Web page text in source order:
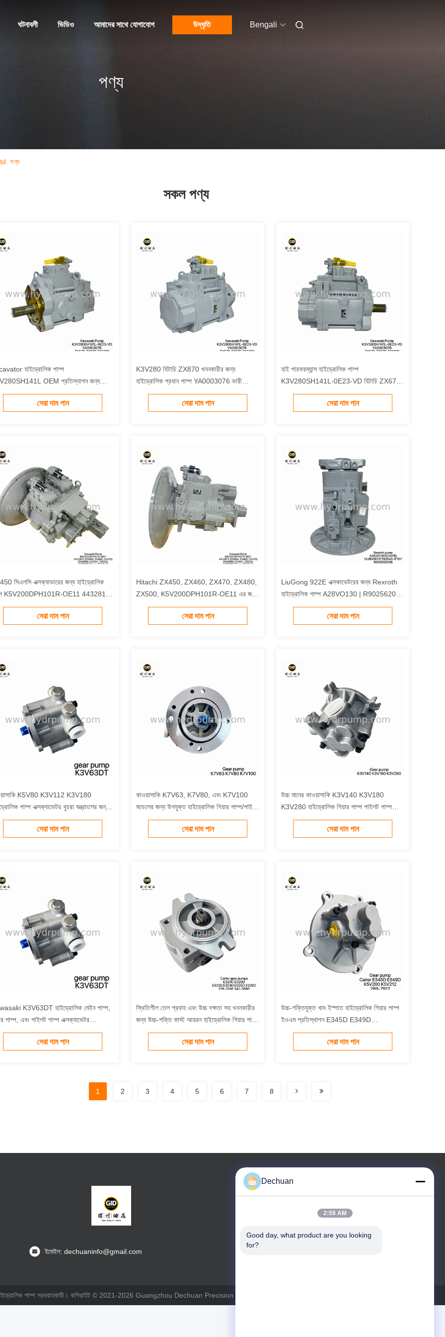
ঘটনাবলী ভিডিও আমাদের সাথে যোগাযোগ উদ্ধৃতি Bengali
পণ্য
পণ্য
সকল পণ্য
হাইড্রোলিক পাম্প
OEM প্রতিস্থাপন জন্য
উচ্চ দক্ষতা হাইড্রোলিক সিস্টেম
সেরা দাম পান
K3V280 হিটাচি ZX870 খননকারীর জন্য
হাইড্রোলিক প্রধান পাম্প YA0003076 ভারী
দায়িত্ব নির্ভরযোগ্য গুণমান
সেরা দাম পান
হাই পারফরম্যান্স হাইড্রোলিক পাম্প
K3V280SH141L-0E23-VD হিটাচি ZX670
এক্সক্যাভেটর YA0003076 এর জন্য প্রধান পাম্প
সেরা দাম পান
সিএলসি এক্সক্যাভারের জন্য হাইড্রোলিক
K5V200DPH101R-OE11 4432815
9202400
সেরা দাম পান
Hitachi ZX450, ZX460, ZX470, ZX480,
ZX500, K5V200DPH101R-OE11 এর জন্য
উপযুক্ত | খননকারী 4432815 প্রধান পাম্প
সেরা দাম পান
LiuGong 922E এক্সকাভেটরের জন্য Rexroth
হাইড্রোলিক পাম্প A28VO130 | R902562095
উচ্চ চাপ পরিবর্তনশীল পিস্টন পাম্প সমাবেশ
সেরা দাম পান
K5V80 K3V112 K3V180
পাম্প এক্সক্যাভেটর খুচরা যন্ত্রাংশের জন্য
PTO গিয়ার পাম্প উচ্চ মানের পাইলট গিয়ার
সেরা দাম পান
কাওয়াসাকি K7V63, K7V80, এবং K7V100
মডেলের জন্য উপযুক্ত হাইড্রোলিক গিয়ার পাম্প/পাইলট
গিয়ার পাম্প/খননকারী হাইড্রোলিক পাম্প।
সেরা দাম পান
উচ্চ মানের কাওয়াসাকি K3V140 K3V180
K3V280 হাইড্রোলিক গিয়ার পাম্প পাইলট পাম্প
খননকারীর জন্য হাইড্রোলিক প্রধান পাম্প প্রতিস্থাপন
সেরা দাম পান
K3V63DT হাইড্রোলিক মেইন পাম্প,
পাম্প, এবং পাইলট পাম্প এক্সক্যাভেটর
সিস্টেমের প্রতিস্থাপন যন্ত্রাংশ।
সেরা দাম পান
স্থিতিশীল তেল প্রবাহ এবং উচ্চ দক্ষতা সহ খননকারীর
জন্য উচ্চ-শক্তি কাস্ট আয়রন হাইড্রোলিক গিয়ার পাম্প
OEM স্ট্যান্ডার্ড প্রতিস্থাপন
সেরা দাম পান
উচ্চ-শক্তিযুক্ত খাদ ইস্পাত হাইড্রোলিক গিয়ার পাম্প
ইওএম প্রতিস্থাপন E345D E349D
Excavators 100% কারখানা পরীক্ষিত
সেরা দাম পান
1 2 3 4 5 6 7 8
ইমেইল: dechuaninfo@gmail.com
হাইড্রোলিক পাম্প সরবরাহকারী। কপিরাইট © 2021-2026 Guangzhou Dechuan Precision Technology Co., Ltd. সমস্ত অধিকার সংরক্ষিত।
Dechuan
2:59 AM
Good day, what product are you looking
for?